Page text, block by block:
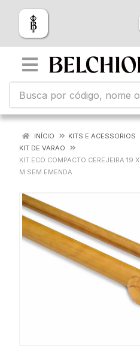
INÍCIO
KITS E ACESSORIOS
KIT DE VARAO
KIT ECO COMPACTO CEREJEIRA 19
M SEM EMENDA